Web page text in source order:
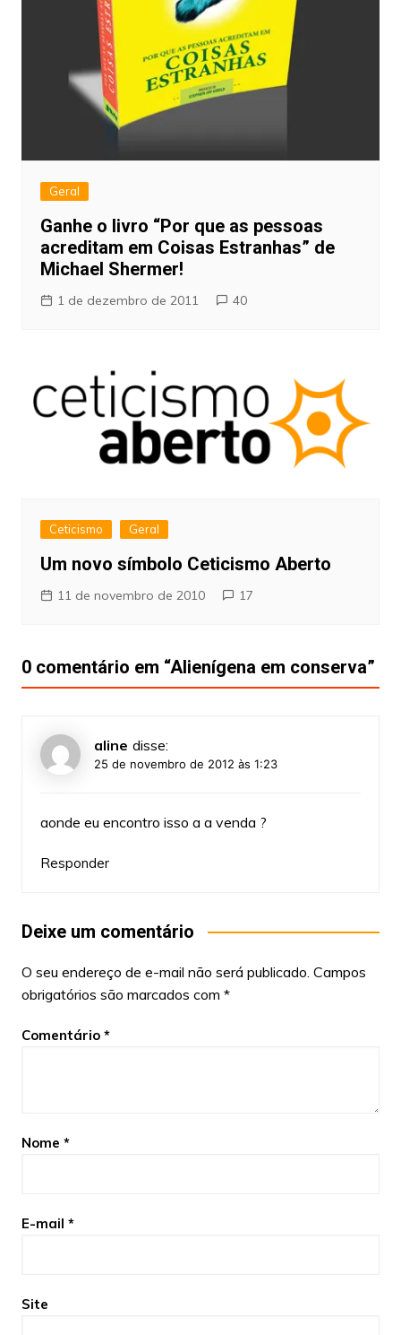
Geral
Ganhe o livro “Por que as pessoas
acreditam em Coisas Estranhas” de
Michael Shermer!
1 de dezembro de 2011 40
Ceticismo Geral
Um novo símbolo Ceticismo Aberto
11 de novembro de 2010 17
0 comentário em “Alienígena em conserva”
aline disse:
25 de novembro de 2012 às 1:23
aonde eu encontro isso a a venda ?
Responder
Deixe um comentário
O seu endereço de e-mail não será publicado. Campos
obrigatórios são marcados com *
Comentário *
Nome *
E-mail *
Site